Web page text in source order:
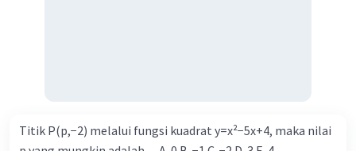
Titik P(p,−2) melalui fungsi kuadrat y=x²−5x+4, maka nilai